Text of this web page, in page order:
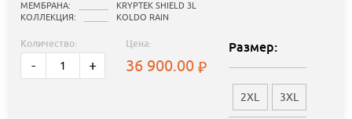
МЕМБРАНА:
KRYPTEK SHIELD 3L
КОЛЛЕКЦИЯ:
KOLDO RAIN
Количество:
- +
Цена:
36 900.00
Размер:
2XL 3XL